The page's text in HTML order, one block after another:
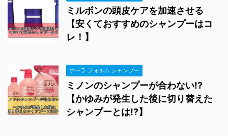
ミルボンの頭皮ケアを加速させる
【安くておすすめのシャンプーはコ
レ！】
ポーラ フォルム シャンプー
ミノンのシャンプーが合わない!?
【かゆみが発生した後に切り替えた
シャンプーとは!?】